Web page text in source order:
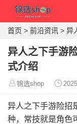
首页 > 前沿资讯 > 异
异人之下手游
式介绍
锦选shop
异人之下手游险招
种，常技就是角色